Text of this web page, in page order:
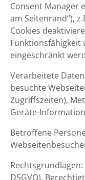
Consent Manager
am Seitenrand“),
Cookies
Funktionsfähigkeit
eingeschränkt
Verarbeitete
besuchte
Zugriffszeiten),
Geräte-
Betroffene
Rechtsgrundlagen:
DSGVO),